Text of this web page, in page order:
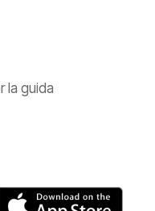
la guida